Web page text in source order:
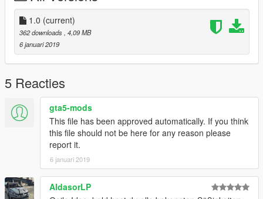
1.0 (current)
362 downloads , 4,09 MB
6 januari 2019
5 Reacties
gta5-mods
This file has been approved automatically. If you think
this file should not be here for any reason please
report it.
6 januari 2019
AldasorLP